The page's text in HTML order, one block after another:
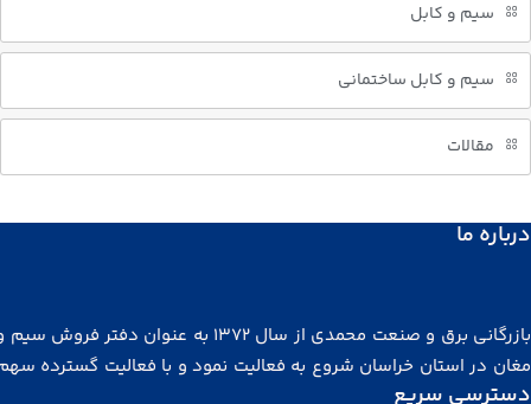
سیم و کابل
سیم و کابل ساختمانی
مقالات
درباره ما
بازرگانی برق و صنعت محمدی از سال ۱۳۷۲ به عنوان دفتر
مغان در استان خراسان شروع به فعالیت نمود و با فعالیت گسترده
توجهی از بازار خراسان، شرق کشور، آسیای میانه و افغانستان را
دسترسی سریع